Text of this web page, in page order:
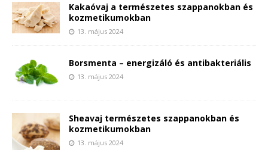
Kakaóvaj a természetes szappanokban és
kozmetikumokban
13. május 2024
Borsmenta – energizáló és antibakteriális
13. május 2024
Sheavaj természetes szappanokban és
kozmetikumokban
13. május 2024